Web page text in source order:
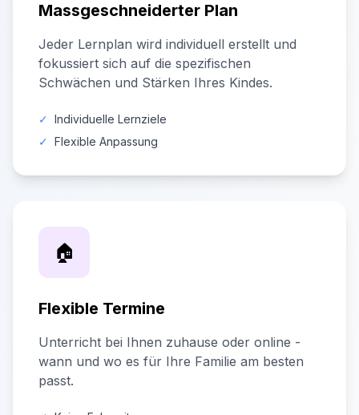
Massgeschneiderter Plan
Jeder Lernplan wird individuell erstellt und
fokussiert sich auf die spezifischen
Schwächen und Stärken Ihres Kindes.
✓ Individuelle Lernziele
✓ Flexible Anpassung
🏠
Flexible Termine
Unterricht bei Ihnen zuhause oder online -
wann und wo es für Ihre Familie am besten
passt.